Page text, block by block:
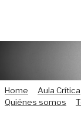
Home Aula Crítica
Quiénes somos